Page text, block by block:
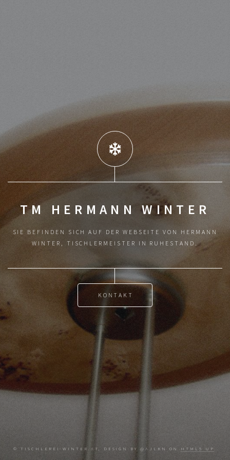
TM HERMANN WINTER
SIE BEFINDEN SICH AUF DER WEBSEITE VON HERMANN
WINTER, TISCHLERMEISTER IN RUHESTAND.
KONTAKT
© TISCHLEREI-WINTER.AT, DESIGN BY @AJLKN ON HTML5 UP.